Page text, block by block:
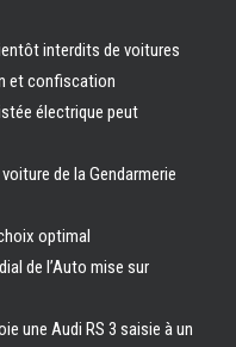
interdits de voitures
et confiscation
électrique peut
de la Gendarmerie
optimal
de l’Auto mise sur
une Audi RS 3 saisie à un